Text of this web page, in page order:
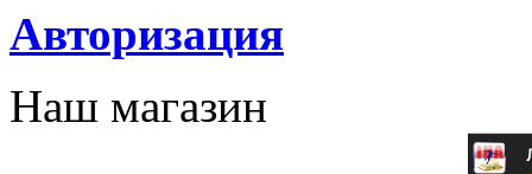
Авторизация
Наш магазин